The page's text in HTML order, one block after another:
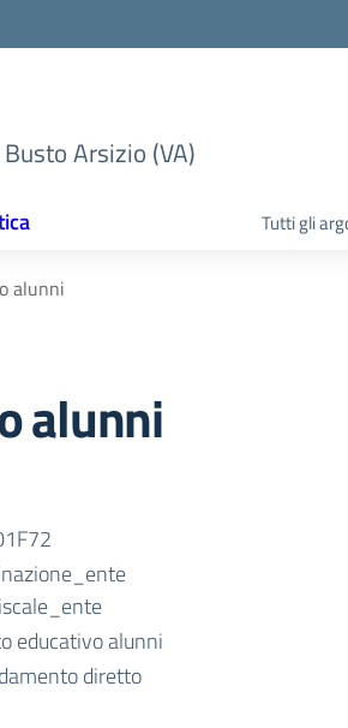
Arsizio (VA)
Tutti gli
alunni
alunni
educativo alunni
diretto